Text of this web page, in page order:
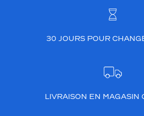
30 JOURS POUR
LIVRAISON EN MAGASIN